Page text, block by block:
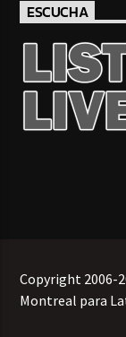
ESCUCHA
Copyright 2006-
Montreal para